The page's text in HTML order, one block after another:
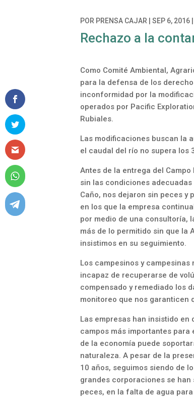
POR PRENSA CAJAR |SEP 6, 2016 |
Rechazo a la
Como Comité Ambiental,
para la defensa de los
inconformidad por la
operados por Pacific
Rubiales.
Las modificaciones buscan la
el caudal del río no supera los
Antes de la entrega del
sin las condiciones
Caño, nos dejaron sin peces y
en los que la empresa
por medio de una consultoría,
más de lo permitido sin que la
insistimos en su seguimiento.
Los campesinos y
incapaz de recuperarse de
compensado y remediado los
monitoreo que nos garanticen
Las empresas han insistido
campos más importantes
de la economía puede
naturaleza. A pesar de la
10 años, seguimos siendo de
grandes corporaciones se
peces, en la falta de agua